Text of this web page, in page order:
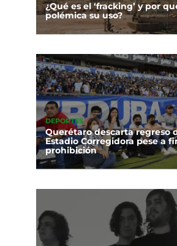
¿Qué es el ‘fracking’ y por
polémica su uso?
DEPORTES
Querétaro descarta regreso
Estadio Corregidora pese a
prohibición